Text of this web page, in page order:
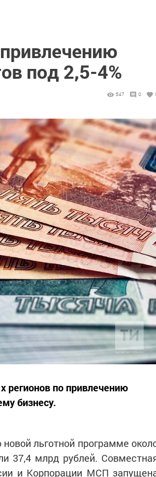
под 2,5-4%
547 0
регионов по привлечению
бизнесу.
льготной программе
37,4 млрд рублей.
и Корпорации МСП